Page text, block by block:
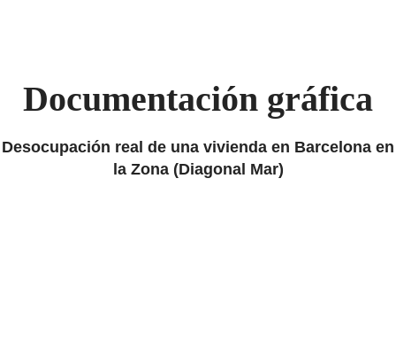
Documentación gráfica
Desocupación real de una vivienda en Barcelona en
la Zona (Diagonal Mar)